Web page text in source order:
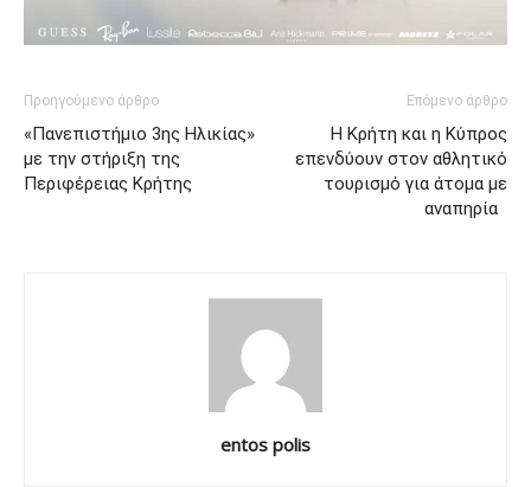
Προηγούμενο άρθρο
«Πανεπιστήμιο 3ης Ηλικίας»
με την στήριξη της
Περιφέρειας Κρήτης
Επόμενο άρθρο
Η Κρήτη και η Κύπρος
επενδύουν στον αθλητικό
τουρισμό για άτομα με
αναπηρία
entos polis